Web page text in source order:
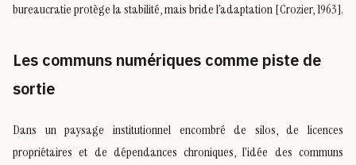
bureaucratie protège la stabilité, mais bride l’adaptation [Crozier, 1963].
Les communs numériques comme piste de
sortie
Dans un paysage institutionnel encombré de silos, de licences
propriétaires et de dépendances chroniques, l’idée des communs